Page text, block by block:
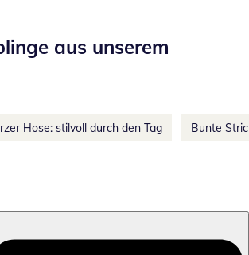
aus unserem
Hose: stilvoll durch den Tag Bunte